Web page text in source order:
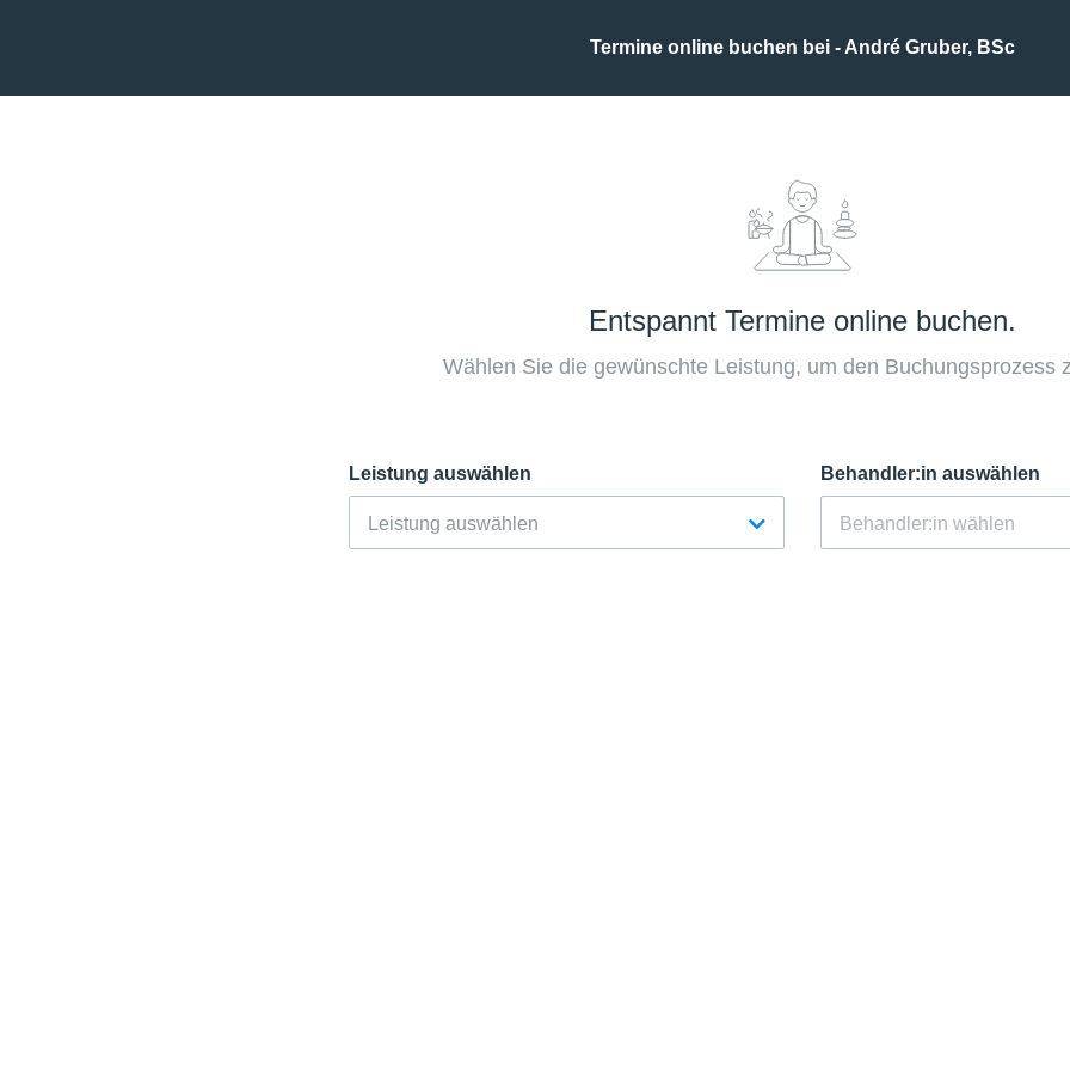
Termine online buchen bei - André Gruber, BSc
Entspannt Termine online buchen.
Wählen Sie die gewünschte Leistung, um den Buchungsprozess
Leistung auswählen Behandler:in auswählen